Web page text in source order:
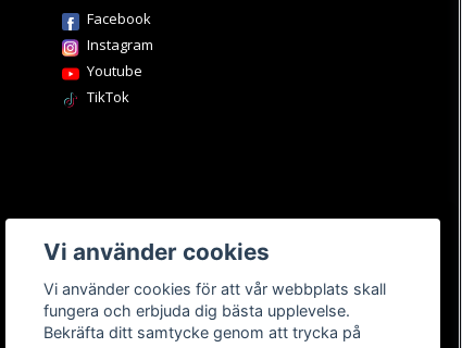
Facebook
Instagram
Youtube
TikTok
Vi använder cookies
Vi använder cookies för att vår webbplats skall
fungera och erbjuda dig bästa upplevelse.
Bekräfta ditt samtycke genom att trycka på